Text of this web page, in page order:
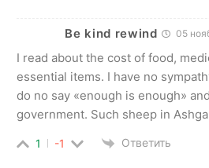
Be kind rewind 05
I read about the cost of food,
essential items. I have no
do no say «enough is enough»
government. Such sheep in
1 -1 Ответить